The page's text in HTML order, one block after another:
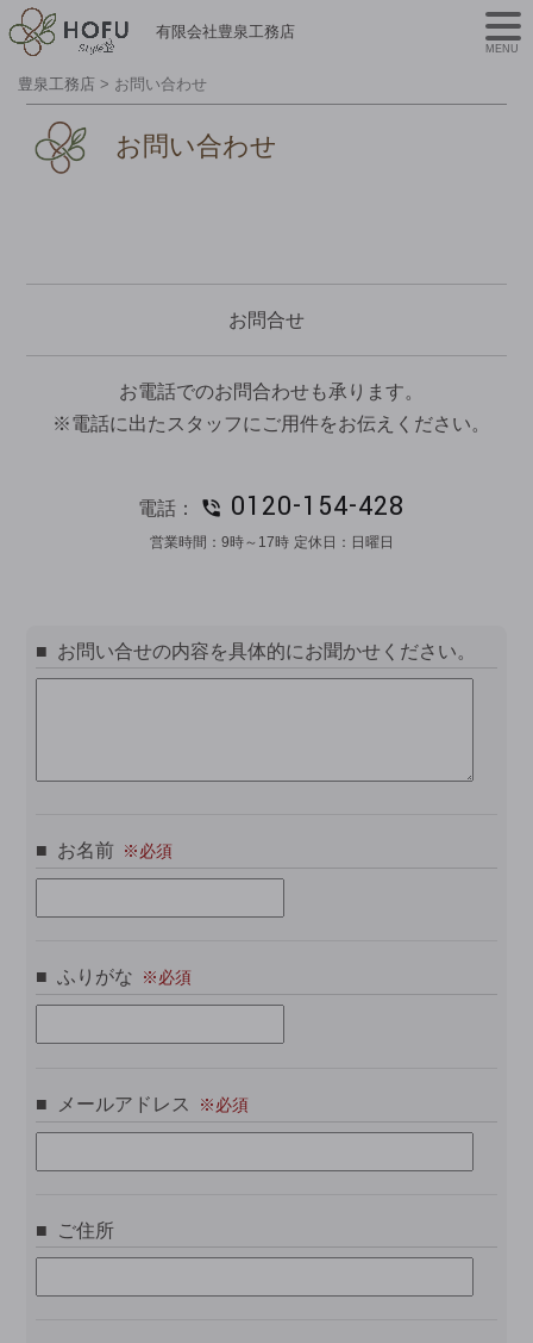
有限会社豊泉工務店
豊泉工務店 > お問い合わせ
お問い合わせ
お問合せ
お電話でのお問合わせも承ります。
※電話に出たスタッフにご用件をお伝えください。
電話： 0120-154-428
営業時間： 9時～17時 定休日： 日曜日
お問い合せの内容を具体的にお聞かせください。
お名前
ふりがな
メールアドレス
ご住所
MENU